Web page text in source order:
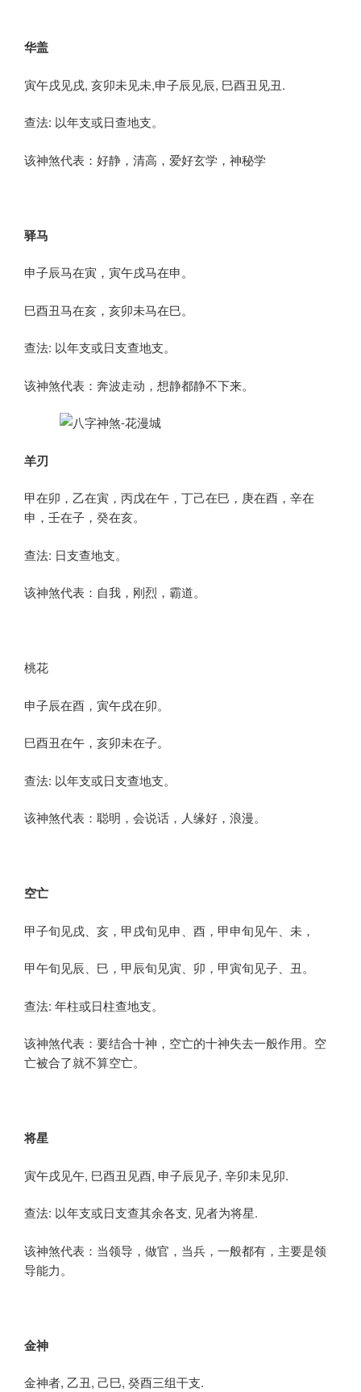
华盖
寅午戌见戌, 亥卯未见未,申子辰见辰, 巳酉丑见丑.
查法: 以年支或日查地支。
该神煞代表：好静，清高，爱好玄学，神秘学
驿马
申子辰马在寅，寅午戌马在申。
巳酉丑马在亥，亥卯未马在巳。
查法: 以年支或日支查地支。
该神煞代表：奔波走动，想静都静不下来。
羊刃
甲在卯，乙在寅，丙戊在午，丁己在巳，庚在酉，辛在
申，壬在子，癸在亥。
查法: 日支查地支。
该神煞代表：自我，刚烈，霸道。
桃花
申子辰在酉，寅午戌在卯。
巳酉丑在午，亥卯未在子。
查法: 以年支或日支查地支。
该神煞代表：聪明，会说话，人缘好，浪漫。
空亡
甲子旬见戌、亥，甲戌旬见申、酉，甲申旬见午、未，
甲午旬见辰、巳，甲辰旬见寅、卯，甲寅旬见子、丑。
查法: 年柱或日柱查地支。
该神煞代表：要结合十神，空亡的十神失去一般作用。空
亡被合了就不算空亡。
将星
寅午戌见午, 巳酉丑见酉, 申子辰见子, 辛卯未见卯.
查法: 以年支或日支查其余各支, 见者为将星.
该神煞代表：当领导，做官，当兵，一般都有，主要是领
导能力。
金神
金神者, 乙丑, 己巳, 癸酉三组干支.